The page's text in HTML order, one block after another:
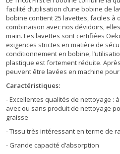
facilité d’utilisation d’une bobine de
bobine contient 25 lavettes, faciles à
combinaison avec nos dévidoirs,
main. Les lavettes sont certifiées
exigences strictes en matière de
conditionnement en bobine,
plastique est fortement réduite.
peuvent être lavées en machine
Caractéristiques:
- Excellentes qualités de nettoyage :
avec ou sans produit de nettoyage
graisse
- Tissu très intéressant en terme de
- Grande capacité d’absorption